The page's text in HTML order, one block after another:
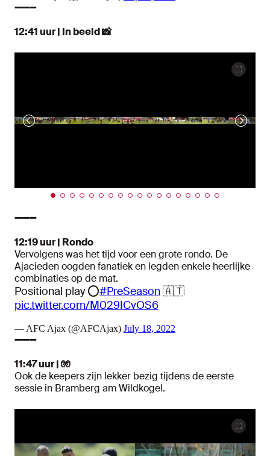
➖➖➖
12:41 uur | In beeld 📸
➖➖➖
12:19 uur | Rondo
Vervolgens was het tijd voor een grote rondo. De
Ajacieden oogden fanatiek en legden enkele heerlijke
combinaties op de mat.
Positional play ⭕️#PreSeason🇦🇹
pic.twitter.com/M029ICvOS6
— AFC Ajax (@AFCAjax) July 18, 2022
➖➖➖
11:47 uur | 🧤
Ook de keepers zijn lekker bezig tijdens de eerste
sessie in Bramberg am Wildkogel.